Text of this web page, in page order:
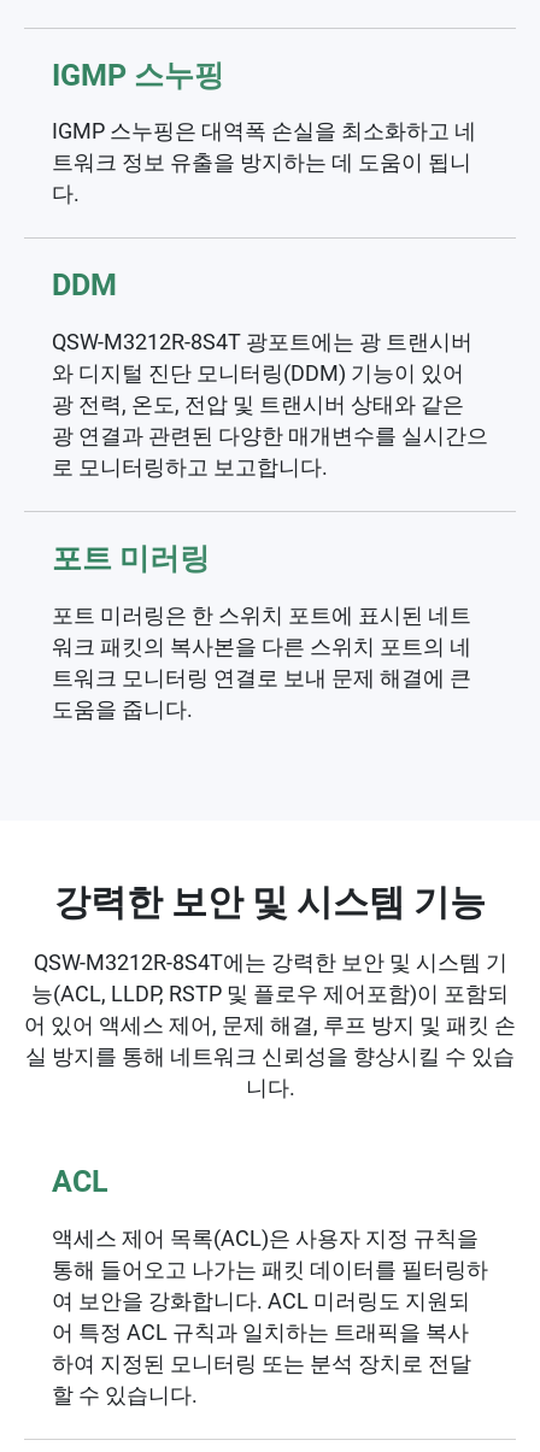
IGMP 스누핑
IGMP 스누핑은 대역폭 손실을 최소화하고 네
트워크 정보 유출을 방지하는 데 도움이 됩니
다.
DDM
QSW-M3212R-8S4T 광포트에는 광 트랜시버
와 디지털 진단 모니터링(DDM) 기능이 있어
광 전력, 온도, 전압 및 트랜시버 상태와 같은
광 연결과 관련된 다양한 매개변수를 실시간으
로 모니터링하고 보고합니다.
포트 미러링
포트 미러링은 한 스위치 포트에 표시된 네트
워크 패킷의 복사본을 다른 스위치 포트의 네
트워크 모니터링 연결로 보내 문제 해결에 큰
도움을 줍니다.
강력한 보안 및 시스템 기능
QSW-M3212R-8S4T에는 강력한 보안 및 시스템 기
능(ACL, LLDP, RSTP 및 플로우 제어포함)이 포함되
어 있어 액세스 제어, 문제 해결, 루프 방지 및 패킷 손
실 방지를 통해 네트워크 신뢰성을 향상시킬 수 있습
니다.
ACL
액세스 제어 목록(ACL)은 사용자 지정 규칙을
통해 들어오고 나가는 패킷 데이터를 필터링하
여 보안을 강화합니다. ACL 미러링도 지원되
어 특정 ACL 규칙과 일치하는 트래픽을 복사
하여 지정된 모니터링 또는 분석 장치로 전달
할 수 있습니다.